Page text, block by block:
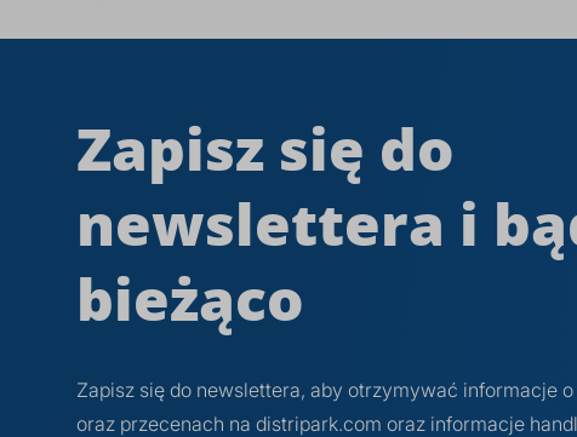
Zapisz się do
newslettera i
bieżąco
Zapisz się do newslettera, aby otrzymywać informacje
oraz przecenach na distripark.com oraz informacje